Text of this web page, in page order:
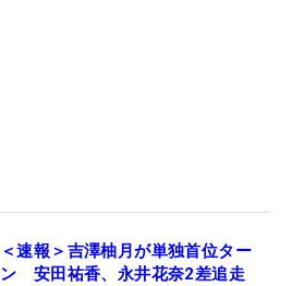
＜速報＞吉澤柚月が単独首位ター
ン 安田祐香、永井花奈2差追走